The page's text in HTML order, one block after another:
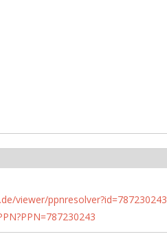
viewer/ppnresolver?id=787230243